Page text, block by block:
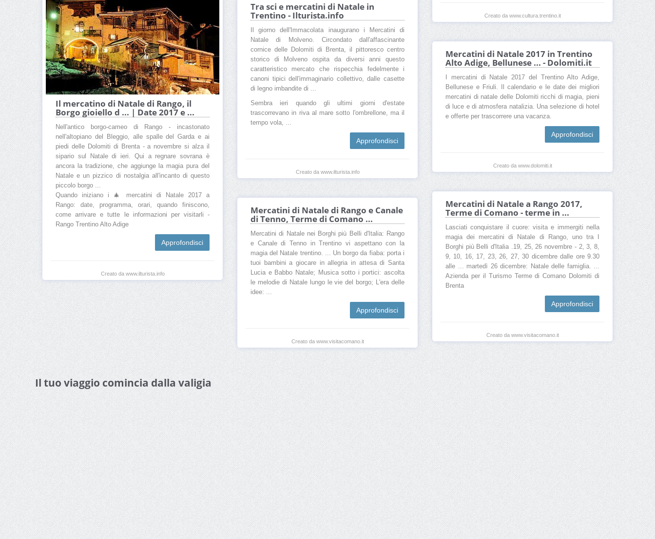
Creato da www.cultura.trentino.it
Tra sci e mercatini di Natale in
Trentino - Ilturista.info
Il giorno dell'Immacolata inaugurano i Mercatini di
Natale di Molveno. Circondato dall'affascinante
cornice delle Dolomiti di Brenta, il pittoresco centro
storico di Molveno ospita da diversi anni questo
caratteristico mercato che rispecchia fedelmente i
canoni tipici dell'immaginario collettivo, dalle casette
di legno imbandite di ...
Sembra ieri quando gli ultimi giorni d'estate
trascorrevano in riva al mare sotto l'ombrellone, ma il
tempo vola, ...
Approfondisci
Creato da www.ilturista.info
Il mercatino di Natale di Rango, il
Borgo gioiello d ... | Date 2017 e ...
Nell'antico borgo-cameo di Rango - incastonato
nell'altopiano del Bleggio, alle spalle del Garda e ai
piedi delle Dolomiti di Brenta - a novembre si alza il
sipario sul Natale di ieri. Qui a regnare sovrana è
ancora la tradizione, che aggiunge la magia pura del
Natale e un pizzico di nostalgia all'incanto di questo
piccolo borgo ...
Quando iniziano i 🎄 mercatini di Natale 2017 a
Rango: date, programma, orari, quando finiscono,
come arrivare e tutte le informazioni per visitarli -
Rango Trentino Alto Adige
Approfondisci
Creato da www.ilturista.info
Mercatini di Natale 2017 in Trentino
Alto Adige, Bellunese ... - Dolomiti.it
I mercatini di Natale 2017 del Trentino Alto Adige,
Bellunese e Friuli. Il calendario e le date dei migliori
mercatini di natale delle Dolomiti ricchi di magia, pieni
di luce e di atmosfera natalizia. Una selezione di hotel
e offerte per trascorrere una vacanza.
Approfondisci
Creato da www.dolomiti.it
Mercatini di Natale a Rango 2017,
Terme di Comano - terme in ...
Lasciati conquistare il cuore: visita e immergiti nella
magia dei mercatini di Natale di Rango, uno tra I
Borghi più Belli d'Italia .19, 25, 26 novembre - 2, 3, 8,
9, 10, 16, 17, 23, 26, 27, 30 dicembre dalle ore 9.30
alle ... martedì 26 dicembre: Natale delle famiglia. ...
Azienda per il Turismo Terme di Comano Dolomiti di
Brenta
Approfondisci
Creato da www.visitacomano.it
Mercatini di Natale di Rango e Canale
di Tenno, Terme di Comano ...
Mercatini di Natale nei Borghi più Belli d'Italia: Rango
e Canale di Tenno in Trentino vi aspettano con la
magia del Natale trentino. ... Un borgo da fiaba: porta i
tuoi bambini a giocare in allegria in attesa di Santa
Lucia e Babbo Natale; Musica sotto i portici: ascolta
le melodie di Natale lungo le vie del borgo; L'era delle
idee: ...
Approfondisci
Creato da www.visitacomano.it
Il tuo viaggio comincia dalla valigia